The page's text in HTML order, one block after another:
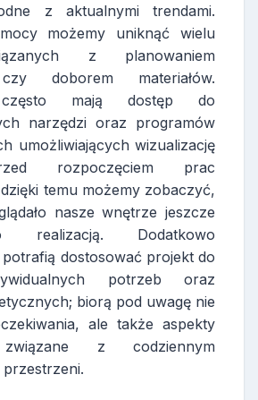
z aktualnymi trendami.
możemy uniknąć wielu
z planowaniem
doborem materiałów.
często mają dostęp do
narzędzi oraz programów
umożliwiających wizualizację
rozpoczęciem prac
temu możemy zobaczyć,
nasze wnętrze jeszcze
realizacją. Dodatkowo
dostosować projekt do
potrzeb oraz
biorą pod uwagę nie
ale także aspekty
z codziennym